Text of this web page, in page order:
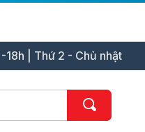
18h | Thứ 2 - Chủ nhật